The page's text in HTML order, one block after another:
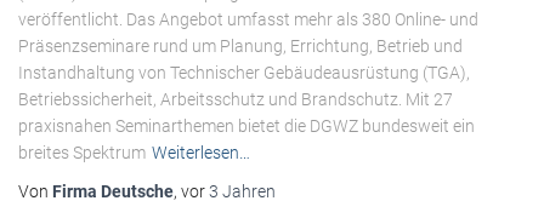
veröffentlicht. Das Angebot umfasst mehr als 380 Online- und
Präsenzseminare rund um Planung, Errichtung, Betrieb und
Instandhaltung von Technischer Gebäudeausrüstung (TGA),
Betriebssicherheit, Arbeitsschutz und Brandschutz. Mit 27
praxisnahen Seminarthemen bietet die DGWZ bundesweit ein
breites Spektrum Weiterlesen…
Von Firma Deutsche, vor3 Jahren